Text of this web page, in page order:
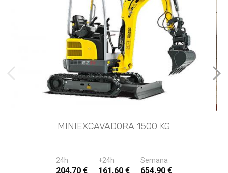
MINIEXCAVADORA 1500 KG
24h +24h Semana
204,70 € 161,60 € 654,90 €
imágenes anteriores